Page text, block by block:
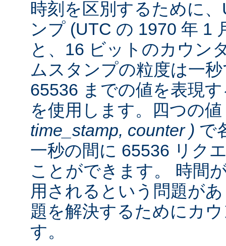
時刻を区別するために
ンプ (UTC の 1970 年 1
と、16 ビットのカウン
ムスタンプの粒度は一
65536 までの値を表現
を使用します。四つの値
time_stamp, counter ) で
一秒の間に 65536 リク
ことができます。 時間
用されるという問題が
題を解決するためにカ
す。